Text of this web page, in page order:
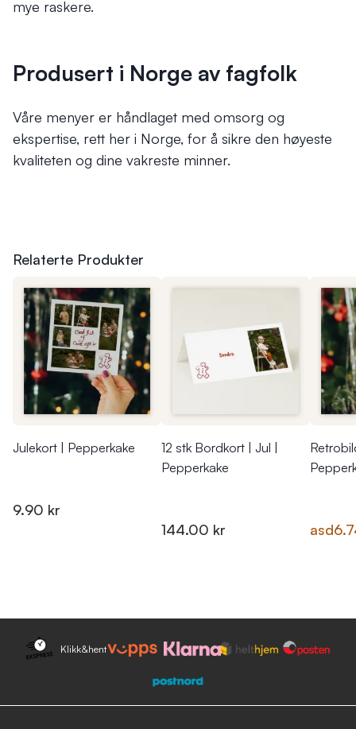
mye raskere.
Produsert i Norge av fagfolk
Våre menyer er håndlaget med omsorg og
ekspertise, rett her i Norge, for å sikre den høyeste
kvaliteten og dine vakreste minner.
Relaterte Produkter
Julekort | Pepperkake
9.90 kr
12 stk Bordkort | Jul |
Pepperkake
144.00 kr asd
Klikk&hent